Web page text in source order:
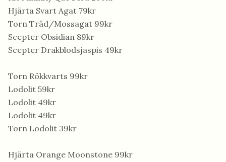
Hjärta Svart Agat 79kr
Torn Träd/Mossagat 99kr
Scepter Obsidian 89kr
Scepter Drakblodsjaspis 49kr
Torn Rökkvarts 99kr
Lodolit 59kr
Lodolit 49kr
Lodolit 49kr
Torn Lodolit 39kr
Hjärta Orange Moonstone 99kr